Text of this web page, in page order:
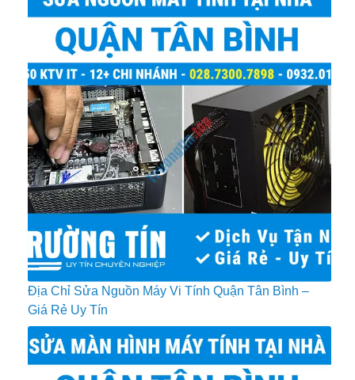
Địa Chỉ Sửa Nguồn Máy Vi Tính Quận Tân Bình –
Giá Rẻ Uy Tín